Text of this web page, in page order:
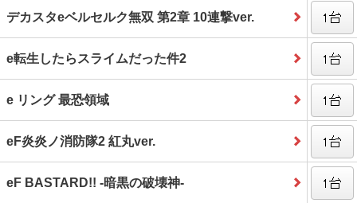
デカスタeベルセルク無双 第2章 10連撃ver.
e転生したらスライムだった件2
e リング 最恐領域
eF炎炎ノ消防隊2 紅丸ver.
eF BASTARD!! ‐暗黒の破壊神‐